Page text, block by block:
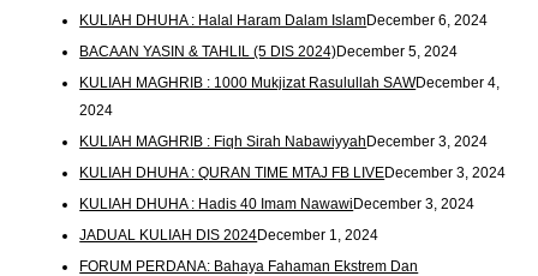
KULIAH DHUHA : Halal Haram Dalam IslamDecember 6, 2024
BACAAN YASIN & TAHLIL (5 DIS 2024)December 5, 2024
KULIAH MAGHRIB : 1000 Mukjizat Rasulullah SAWDecember 4,
2024
KULIAH MAGHRIB : Fiqh Sirah NabawiyyahDecember 3, 2024
KULIAH DHUHA : QURAN TIME MTAJ FB LIVEDecember 3, 2024
KULIAH DHUHA : Hadis 40 Imam NawawiDecember 3, 2024
JADUAL KULIAH DIS 2024December 1, 2024
FORUM PERDANA: Bahaya Fahaman Ekstrem Dan